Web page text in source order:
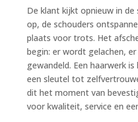
De klant kijkt opnieuw in de
op, de schouders
plaats voor trots. Het
begin: er wordt gelachen,
gewandeld. Een haarwerk
een sleutel tot
dit het moment van
voor kwaliteit, service en